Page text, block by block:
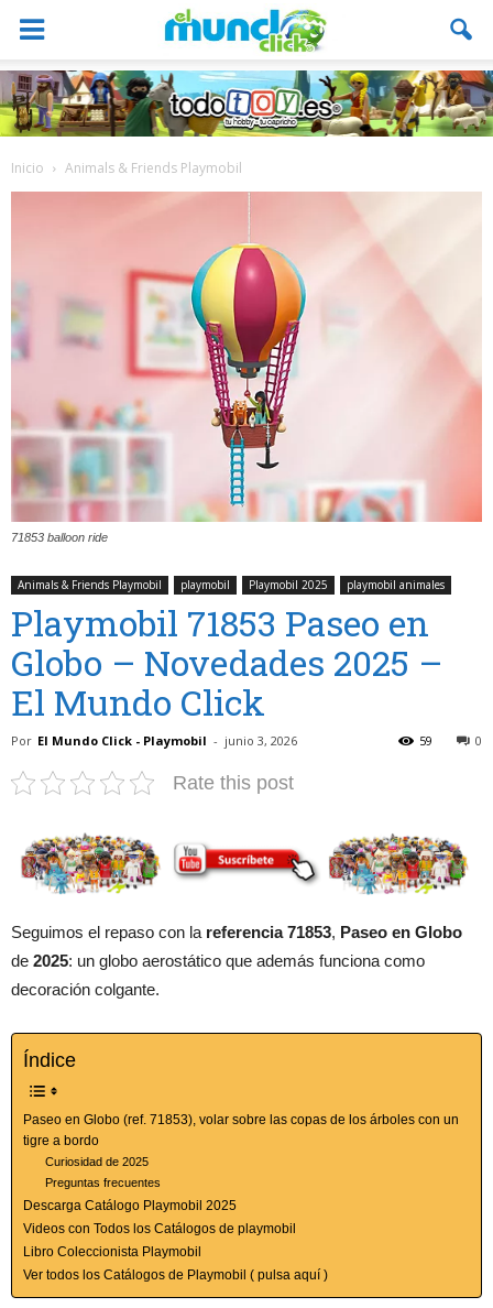
Inicio Animals & Friends Playmobil
71853 balloon ride
Animals & Friends Playmobil playmobil Playmobil 2025 playmobil animales
Playmobil 71853 Paseo en
Globo – Novedades 2025 –
El Mundo Click
Por El Mundo Click - Playmobil - junio 3, 2026 0
59
Rate this post
Seguimos el repaso con la referencia 71853, Paseo en Globo
de 2025: un globo aerostático que además funciona como
decoración colgante.
Índice
Paseo en Globo (ref. 71853), volar sobre las copas de los árboles con un
tigre a bordo
Curiosidad de 2025
Preguntas frecuentes
Descarga Catálogo Playmobil 2025
Videos con Todos los Catálogos de playmobil
Libro Coleccionista Playmobil
Ver todos los Catálogos de Playmobil ( pulsa aquí )